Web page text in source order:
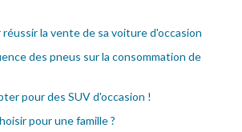
la vente de sa voiture d'occasion
des pneus sur la consommation de
pour des SUV d'occasion !
pour une famille ?